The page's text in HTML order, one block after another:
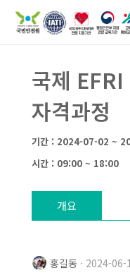
국제
자격과정
기간 : 2024-07-02 ~
시간 : 09:00 ~ 18:00
개요
홍길동 · 2024-